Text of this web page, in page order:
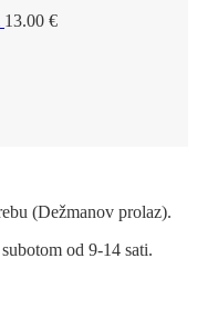
13.00 €
(Dežmanov prolaz).
od 9-14 sati.